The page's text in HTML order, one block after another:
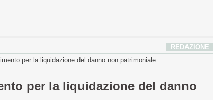
REDAZIONE
per la liquidazione del danno non patrimoniale
per la liquidazione del danno